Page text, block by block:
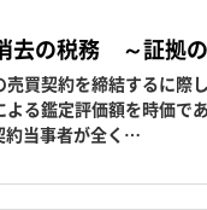
去の税務 ～証拠
買契約を締結するに際
る鑑定評価額を時価で
約当事者が全く…